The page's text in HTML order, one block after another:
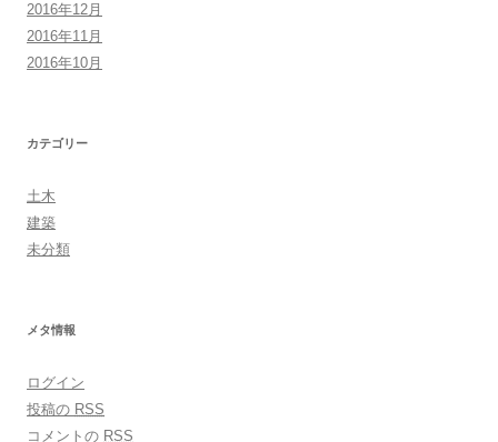
2016年12月
2016年11月
2016年10月
カテゴリー
土木
建築
未分類
メタ情報
ログイン
投稿の RSS
コメントの RSS